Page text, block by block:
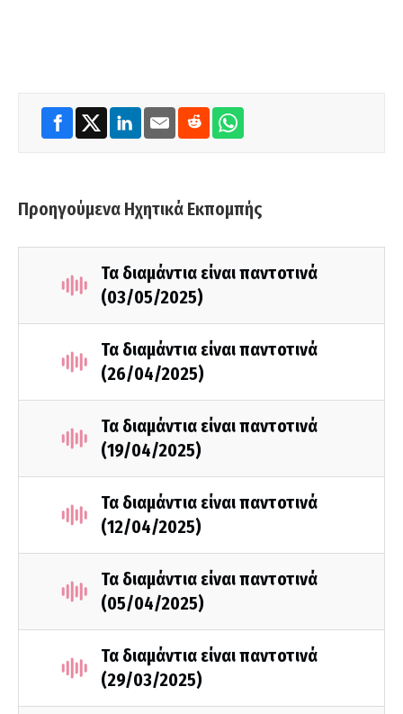
Προηγούμενα Ηχητικά Εκπομπής
Τα διαμάντια είναι παντοτινά
(03/05/2025)
Τα διαμάντια είναι παντοτινά
(26/04/2025)
Τα διαμάντια είναι παντοτινά
(19/04/2025)
Τα διαμάντια είναι παντοτινά
(12/04/2025)
Τα διαμάντια είναι παντοτινά
(05/04/2025)
Τα διαμάντια είναι παντοτινά
(29/03/2025)